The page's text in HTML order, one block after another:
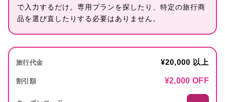
で入力するだけ。専用プランを探したり、特定の旅行商
品を選び直したりする必要はありません。
¥20,000 以上
¥2,000 OFF